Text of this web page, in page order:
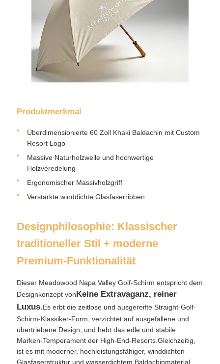
Nachrichten
Alle Fälle
Referenzen
Golfregenschirme
Wanderschirme
Kompakte Regenschirme
Werbeschirme
Winddichte Regenschirme
Automatisch geöffnete Regenschirme
Umgekehrte Regenschirme
Holz-Handschirmschirme
Produktmerkmal
Überdimensionierte 60 Zoll Khaki Baldachin mit Custom
Resort Logo
Massive Naturholzwelle und hochwertige
Holzveredelung
Ergonomischer Massivholzgriff
Verstärkte winddichte Glasfaserribben
Designphilosophie: Klassischer
traditioneller Stil + moderne
Premium-Funktionalität
Dieser Meadowood Napa Valley Golf-Schirm entspricht dem
Designkonzept vonKeine Extravaganz, reiner
Luxus.Es erbt die zeitlose und ausgereifte Straight-Golf-
Schirm-Klassiker-Form, verzichtet auf ausgefallene und
übertriebene Design, und hebt das edle und stabile
Marken-Temperament der High-End-Resorts.Gleichzeitig,
ist es mit moderner, hochleistungsfähiger, winddichten
Glasfaserstruktur und wasserdichtem Baldachinmaterial